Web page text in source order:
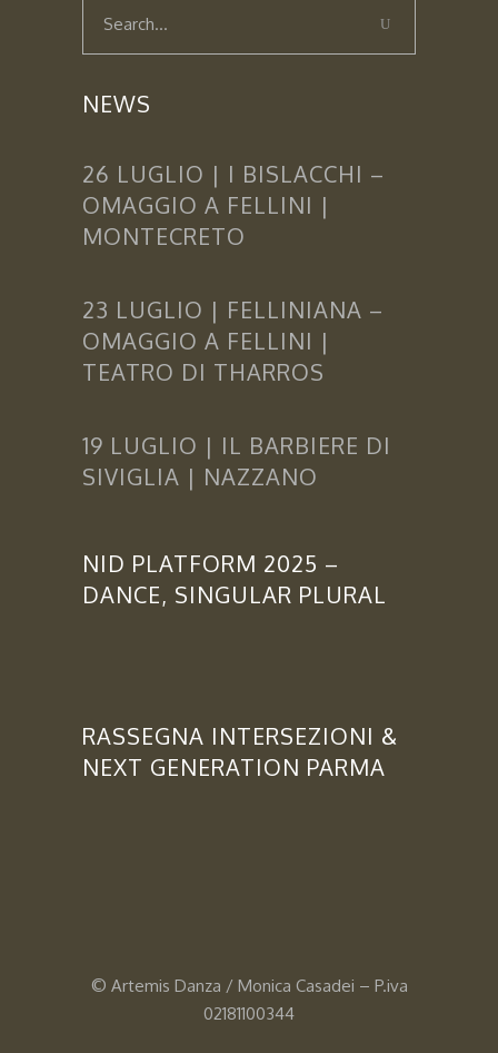
NEWS
26 LUGLIO | I BISLACCHI –
OMAGGIO A FELLINI |
MONTECRETO
23 LUGLIO | FELLINIANA –
OMAGGIO A FELLINI |
TEATRO DI THARROS
19 LUGLIO | IL BARBIERE DI
SIVIGLIA | NAZZANO
NID PLATFORM 2025 –
DANCE, SINGULAR PLURAL
RASSEGNA INTERSEZIONI &
NEXT GENERATION PARMA
© Artemis Danza / Monica Casadei – P.iva
02181100344